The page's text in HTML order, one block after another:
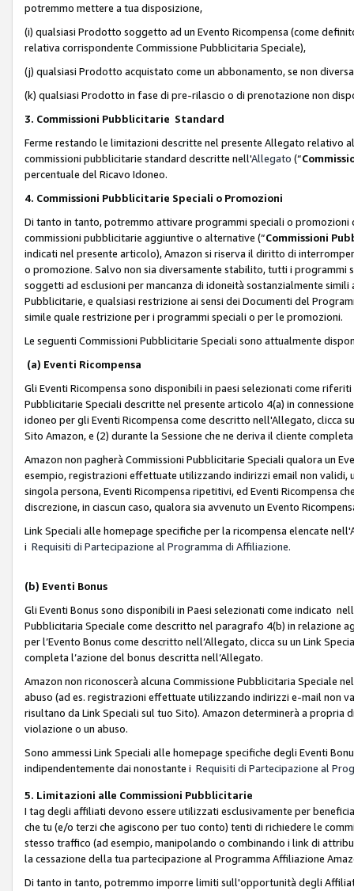
potremmo mettere a tua disposizione,
(i) qualsiasi Prodotto soggetto ad un Evento Ricompensa (come
relativa corrispondente Commissione Pubblicitaria Speciale),
(j) qualsiasi Prodotto acquistato come un abbonamento, se non
(k) qualsiasi Prodotto in fase di pre-rilascio o di prenotazione non
3. Commissioni Pubblicitarie Standard
Ferme restando le limitazioni descritte nel presente Allegato relativo
commissioni pubblicitarie standard descritte nell'Allegato (“
percentuale del Ricavo Idoneo.
4. Commissioni Pubblicitarie Speciali o Promozioni
Di tanto in tanto, potremmo attivare programmi speciali o
commissioni pubblicitarie aggiuntive o alternative (“Commissioni
indicati nel presente articolo), Amazon si riserva il diritto di
o promozione. Salvo non sia diversamente stabilito, tutti i
soggetti ad esclusioni per mancanza di idoneità sostanzialmente
Pubblicitarie, e qualsiasi restrizione ai sensi dei Documenti del
simile quale restrizione per i programmi speciali o per le promozioni.
Le seguenti Commissioni Pubblicitarie Speciali sono attualmente
(a) Eventi Ricompensa
Gli Eventi Ricompensa sono disponibili in paesi selezionati come
Pubblicitarie Speciali descritte nel presente articolo 4(a) in
idoneo per gli Eventi Ricompensa come descritto nell'Allegato, clicca
Sito Amazon, e (2) durante la Sessione che ne deriva il cliente
Amazon non pagherà Commissioni Pubblicitarie Speciali qualora un
esempio, registrazioni effettuate utilizzando indirizzi email non
singola persona, Eventi Ricompensa ripetitivi, ed Eventi Ricompensa
discrezione, in ciascun caso, qualora sia avvenuto un Evento
Link Speciali alle homepage specifiche per la ricompensa elencate
i Requisiti di Partecipazione al Programma di Affiliazione.
(b) Eventi Bonus
Gli Eventi Bonus sono disponibili in Paesi selezionati come indicato
Pubblicitaria Speciale come descritto nel paragrafo 4(b) in relazione
per l’Evento Bonus come descritto nell’Allegato, clicca su un Link
completa l’azione del bonus descritta nell’Allegato.
Amazon non riconoscerà alcuna Commissione Pubblicitaria Speciale
abuso (ad es. registrazioni effettuate utilizzando indirizzi e-mail non
risultano da Link Speciali sul tuo Sito). Amazon determinerà a propria
violazione o un abuso.
Sono ammessi Link Speciali alle homepage specifiche degli Eventi
indipendentemente dai nonostante i Requisiti di Partecipazione al
5. Limitazioni alle Commissioni Pubblicitarie
I tag degli affiliati devono essere utilizzati esclusivamente per
che tu (e/o terzi che agiscono per tuo conto) tenti di richiedere le
stesso traffico (ad esempio, manipolando o combinando i link di
la cessazione della tua partecipazione al Programma Affiliazione
Di tanto in tanto, potremmo imporre limiti sull'opportunità degli